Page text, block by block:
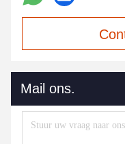
Mail ons.